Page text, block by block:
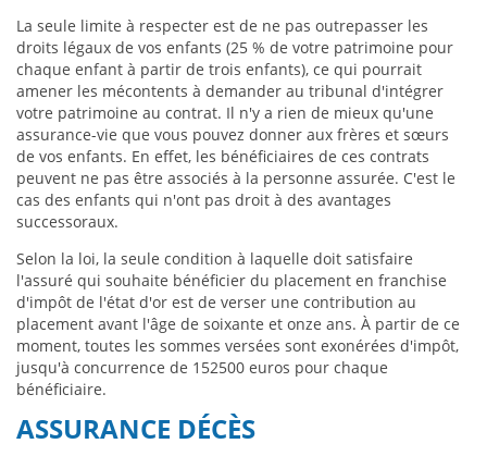
La seule limite à respecter est de ne pas outrepasser les
droits légaux de vos enfants (25 % de votre patrimoine pour
chaque enfant à partir de trois enfants), ce qui pourrait
amener les mécontents à demander au tribunal d'intégrer
votre patrimoine au contrat. Il n'y a rien de mieux qu'une
assurance-vie que vous pouvez donner aux frères et sœurs
de vos enfants. En effet, les bénéficiaires de ces contrats
peuvent ne pas être associés à la personne assurée. C'est le
cas des enfants qui n'ont pas droit à des avantages
successoraux.
Selon la loi, la seule condition à laquelle doit satisfaire
l'assuré qui souhaite bénéficier du placement en franchise
d'impôt de l'état d'or est de verser une contribution au
placement avant l'âge de soixante et onze ans. À partir de ce
moment, toutes les sommes versées sont exonérées d'impôt,
jusqu'à concurrence de 152500 euros pour chaque
bénéficiaire.
ASSURANCE DÉCÈS